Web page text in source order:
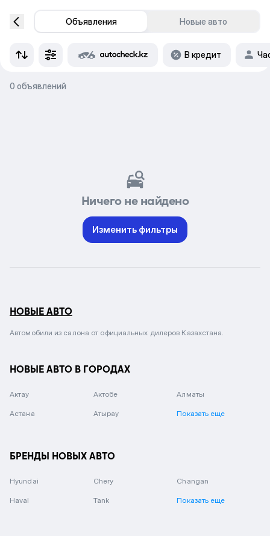
Объявления Новые авто
В кредит
0 объявлений
Ничего не найдено
Изменить фильтры
НОВЫЕ АВТО
Автомобили из салона от официальных дилеров Казахстана.
НОВЫЕ АВТО В ГОРОДАХ
Актау Актобе Алматы
Астана Атырау Показать еще
БРЕНДЫ НОВЫХ АВТО
Hyundai Chery Changan
Haval Tank Показать еще